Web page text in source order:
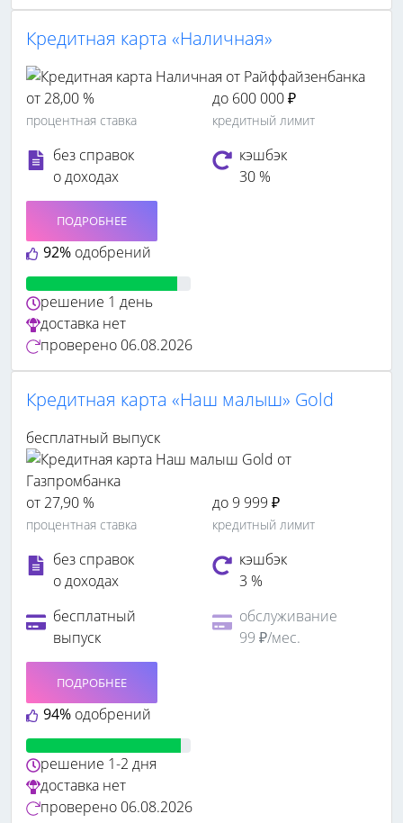
Кредитная карта «Наличная»
от 28,00 %
процентная ставка
до 600 000 ₽
кредитный лимит
без справок
о доходах
кэшбэк
30 %
92% одобрений
ПОДРОБНЕЕ
решение 1 день
доставка нет
проверено 06.08.2026
Кредитная карта «Наш малыш» Gold
бесплатный выпуск
от 27,90 %
процентная ставка
до 9 999 ₽
кредитный лимит
без справок
о доходах
кэшбэк
3 %
бесплатный
выпуск
обслуживание
99 ₽/мес.
94% одобрений
ПОДРОБНЕЕ
решение 1-2 дня
доставка нет
проверено 06.08.2026